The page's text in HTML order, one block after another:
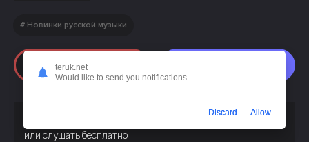
Новинки русской музыки
Слушать
или слушать бесплатно
teruk.net
Would like to send you notifications
Discard Allow